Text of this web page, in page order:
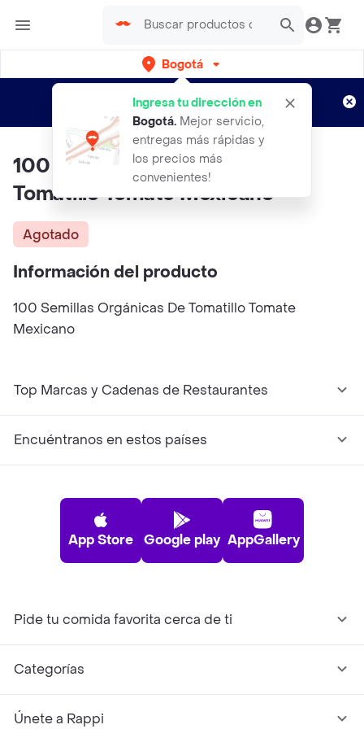
Bogotá
Ingresa tu dirección en
Bogotá. Mejor servicio,
entregas más rápidas y
los precios más
convenientes!
envíos gratis por semanas
Aplican TyC
100 Semillas Orgánicas De
Tomatillo Tomate Mexicano
Agotado
Información del producto
100 Semillas Orgánicas De Tomatillo Tomate
Mexicano
Top Marcas y Cadenas de Restaurantes
Encuéntranos en estos países
App Store Google play AppGallery
Pide tu comida favorita cerca de ti
Categorías
Únete a Rappi